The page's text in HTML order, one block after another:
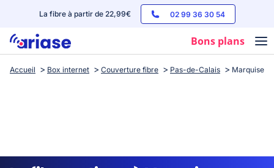
La fibre à partir de 22,99€ 02 99 36 30 54
Bons plans
Box internet
Streaming
Accueil Box internet Couverture fibre Pas-de-Calais Marquise